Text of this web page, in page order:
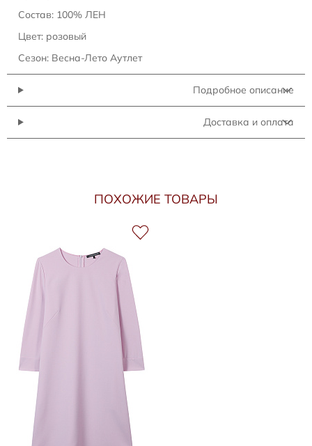
Состав: 100% ЛЕН
Цвет: розовый
Сезон: Весна-Лето Аутлет
Подробное описание
Доставка и оплата
ПОХОЖИЕ ТОВАРЫ